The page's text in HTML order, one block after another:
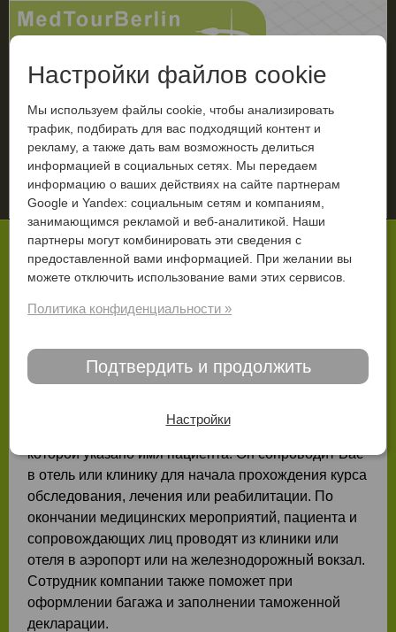
МЕНЮ
Ваш диагноз
Вы тут: Старт С чего начать Трансфер в Берлине
Трансфер в Берлине
Встреча в аэропорту, на вокзале или
Сотрудник компании МедТур Берлин встретит
Берлина. Сотрудник компании МедТур Берлин
которой указано имя пациента. Он сопроводит Вас
в отель или клинику для начала прохождения курса
обследования, лечения или реабилитации. По
окончании медицинских мероприятий, пациента и
сопровождающих лиц проводят из клиники или
отеля в аэропорт или на железнодорожный вокзал.
Сотрудник компании также поможет при
оформлении багажа и заполнении таможенной
декларации.
Настройки файлов cookie
Мы используем файлы cookie, чтобы анализировать
трафик, подбирать для вас подходящий контент и
рекламу, а также дать вам возможность делиться
информацией в социальных сетях. Мы передаем
информацию о ваших действиях на сайте партнерам
Google и Yandex: социальным сетям и компаниям,
занимающимся рекламой и веб-аналитикой. Наши
партнеры могут комбинировать эти сведения с
предоставленной вами информацией. При желании вы
можете отключить использование вами этих сервисов.
Политика конфиденциальности »
Подтвердить и продолжить
Настройки